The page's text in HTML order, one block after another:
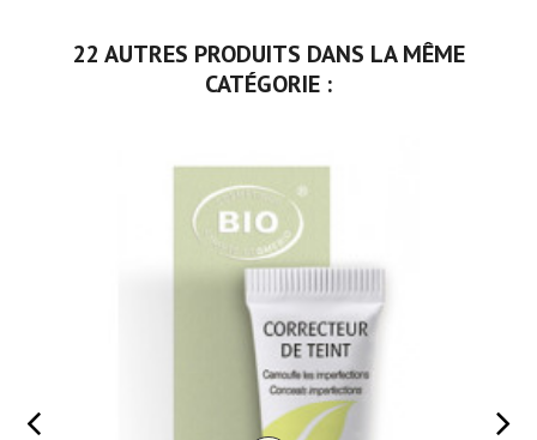
22 AUTRES PRODUITS DANS LA MÊME
CATÉGORIE :